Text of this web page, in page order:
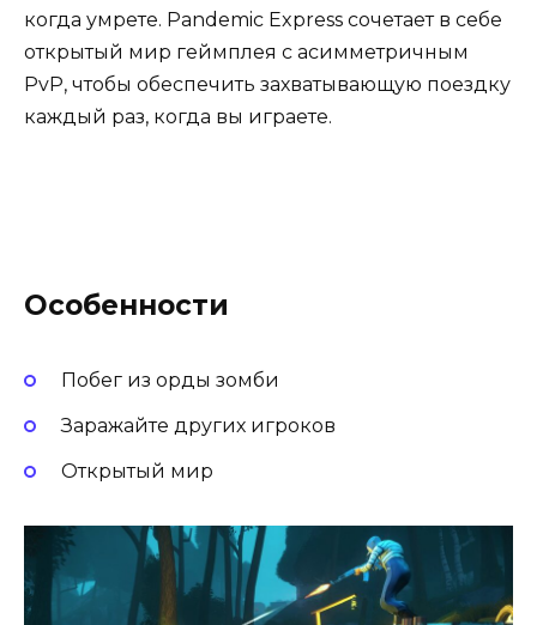
когда умрете. Pandemic Express сочетает в себе
открытый мир геймплея с асимметричным
PvP, чтобы обеспечить захватывающую поездку
каждый раз, когда вы играете.
Особенности
Побег из орды зомби
Заражайте других игроков
Открытый мир